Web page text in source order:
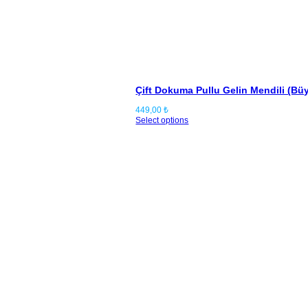
Çift Dokuma Pullu Gelin Mendili
449,00₺
Select options